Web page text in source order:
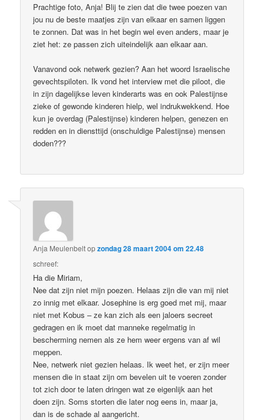
Prachtige foto, Anja! Blij te zien dat die twee poezen van
jou nu de beste maatjes zijn van elkaar en samen liggen
te zonnen. Dat was in het begin wel even anders, maar je
ziet het: ze passen zich uiteindelijk aan elkaar aan.
Vanavond ook netwerk gezien? Aan het woord Israelische
gevechtspiloten. Ik vond het interview met die piloot, die
in zijn dagelijkse leven kinderarts was en ook Palestijnse
zieke of gewonde kinderen hielp, wel indrukwekkend. Hoe
kun je overdag (Palestijnse) kinderen helpen, genezen en
redden en in diensttijd (onschuldige Palestijnse) mensen
doden???
Anja Meulenbeltopzondag 28 maart 2004 om 22.48
schreef:
Ha die Miriam,
Nee dat zijn niet mijn poezen. Helaas zijn die van mij niet
zo innig met elkaar. Josephine is erg goed met mij, maar
niet met Kobus – ze kan zich als een jaloers secreet
gedragen en ik moet dat manneke regelmatig in
bescherming nemen als ze hem weer ergens van af wil
meppen.
Nee, netwerk niet gezien helaas. Ik weet het, er zijn meer
mensen die in staat zijn om bevelen uit te voeren zonder
tot zich door te laten dringen wat ze eigenlijk aan het
doen zijn. Soms storten die later nog eens in, maar ja,
dan is de schade al aangericht.